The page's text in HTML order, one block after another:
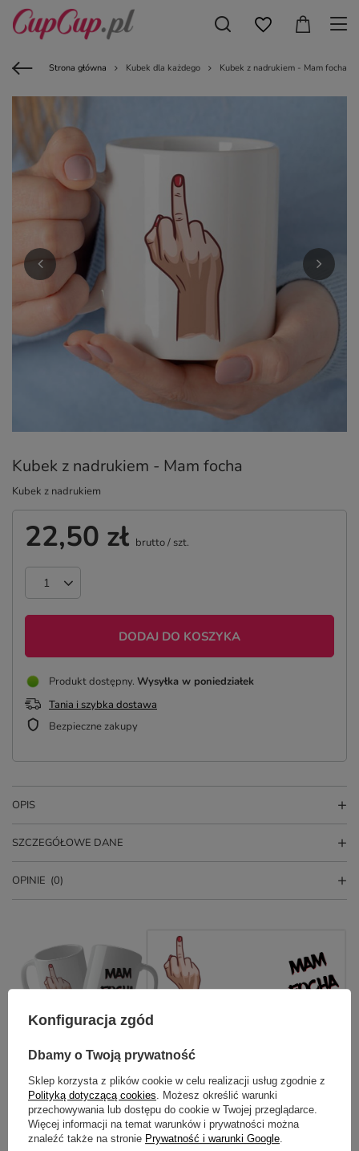
Strona główna Kubek dla każdego Kubek z nadrukiem - Mam focha
Kubek z nadrukiem - Mam focha
Kubek z nadrukiem
22,50 zł brutto/ szt.
DODAJ DO KOSZYKA
Produkt dostępny Wysyłka w poniedziałek
Tania i szybka dostawa
Bezpieczne zakupy
OPIS
SZCZEGÓŁOWE DANE
OPINIE (0)
PYTANIA INNYCH KLIENTÓW
Czy nadruk nie zniknie z kubka podczas mycia w zmywarce?
Potrzebujesz pomocy? Masz pytania?
Konfiguracja zgód
Dbamy o Twoją prywatność
Sklep korzysta z plików cookie w celu realizacji usług zgodnie z
Polityką dotyczącą cookies . Możesz określić warunki
przechowywania lub dostępu do cookie w Twojej przeglądarce.
Więcej informacji na temat warunków i prywatności można
znaleźć także na stronie Prywatność i warunki Google